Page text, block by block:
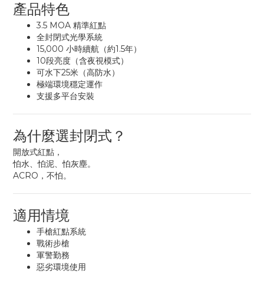
產品特色
3.5 MOA 精準紅點
全封閉式光學系統
15,000 小時續航（約1.5年）
10段亮度（含夜視模式）
可水下25米（高防水）
極端環境穩定運作
支援多平台安裝
為什麼選封閉式？
開放式紅點，
怕水、怕泥、怕灰塵。
ACRO，不怕。
適用情境
手槍紅點系統
戰術步槍
軍警勤務
惡劣環境使用